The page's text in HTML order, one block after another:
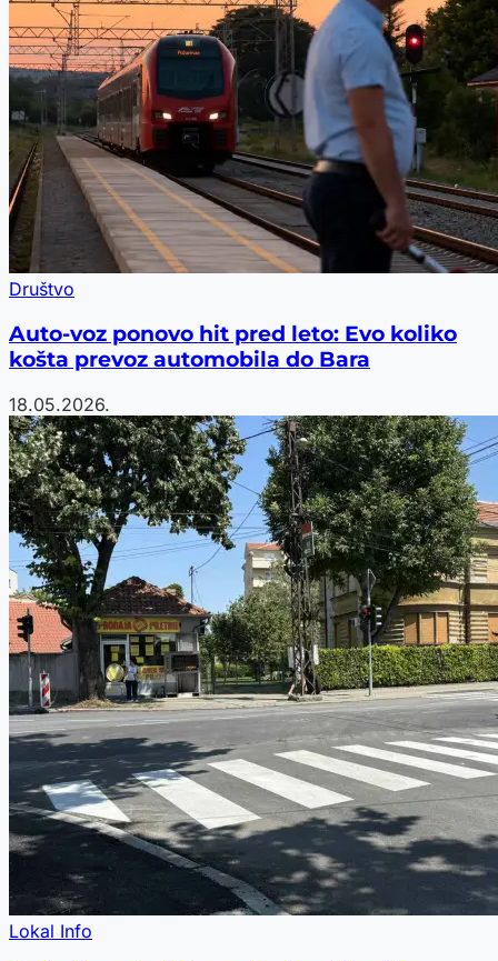
Društvo
Auto-voz ponovo hit pred leto: Evo koliko
košta prevoz automobila do Bara
18.05.2026.
Lokal Info